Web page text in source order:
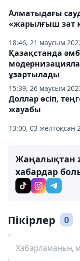
18:46, 21 маусым
Алматыдағы
«жарылғыш зат
15:39, 26 маусым
Қазақстанда
ұзартылады
13:00, 03 желтоқсан
Доллар өсіп,
жауабы
Жаңалықтан
хабардар
Пікірлер 0